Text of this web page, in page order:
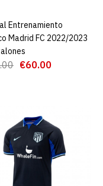
€22.00
AL CARRO
TO WISHLIST
Portero 120
stadium del
de Madrid
AL CARRO
Entrenamiento
Madrid FC 2022/2023
€60.00